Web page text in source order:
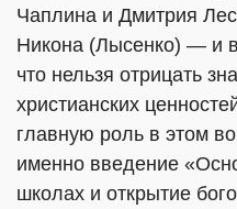
Чаплина и Дмитрия
Никона (Лысенко) — и
что нельзя отрицать
христианских
главную роль в этом
именно введение
школах и открытие